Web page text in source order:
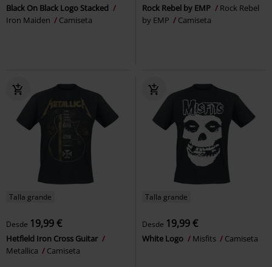
Black On Black Logo Stacked
Iron Maiden
Camiseta
Rock Rebel by EMP
Rock Rebel
by EMP
Camiseta
Talla grande
Desde 19,99 €
Hetfield Iron Cross Guitar
Metallica
Camiseta
Talla grande
Desde 19,99 €
White Logo Misfits Camiseta